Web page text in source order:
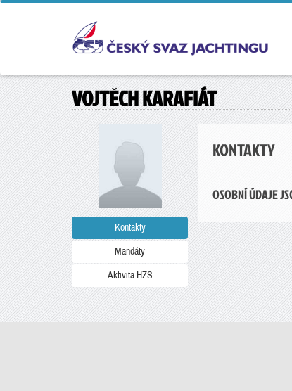
VOJTĚCH KARAFIÁT
Kontakty
Mandáty
Aktivita HZS
KONTAKTY
OSOBNÍ ÚDAJE